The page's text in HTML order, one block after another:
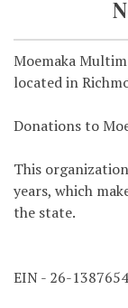
Moemaka
located in
Donations to
This
years, which
the state.
EIN - 26-1387654